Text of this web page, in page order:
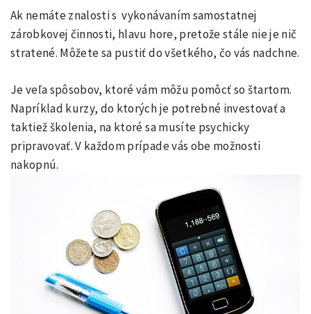
Ak nemáte znalosti s vykonávaním samostatnej
zárobkovej činnosti, hlavu hore, pretože stále nie je nič
stratené. Môžete sa pustiť do všetkého, čo vás nadchne.
Je veľa spôsobov, ktoré vám môžu pomôcť so štartom.
Napríklad kurzy, do ktorých je potrebné investovať a
taktiež školenia, na ktoré sa musíte psychicky
pripravovať. V každom prípade vás obe možnosti
nakopnú.